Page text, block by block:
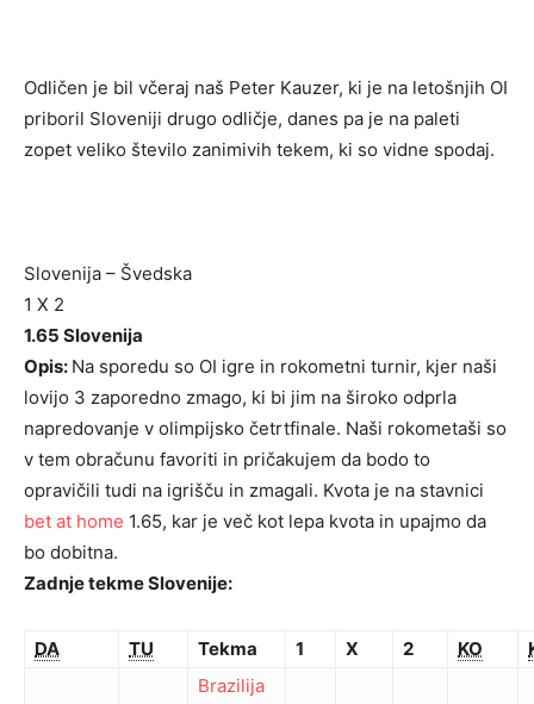
Odličen je bil včeraj naš Peter Kauzer, ki je na letošnjih OI
priboril Sloveniji drugo odličje, danes pa je na paleti
zopet veliko število zanimivih tekem, ki so vidne spodaj.
Slovenija – Švedska
1 X 2
1.65 Slovenija
Opis: Na sporedu so OI igre in rokometni turnir, kjer naši
lovijo 3 zaporedno zmago, ki bi jim na široko odprla
napredovanje v olimpijsko četrtfinale. Naši rokometaši so
v tem obračunu favoriti in pričakujem da bodo to
opravičili tudi na igrišču in zmagali. Kvota je na stavnici
bet at home 1.65, kar je več kot lepa kvota in upajmo da
bo dobitna.
Zadnje tekme Slovenije:
DA TU Tekma 1 X 2 KO
Brazilija